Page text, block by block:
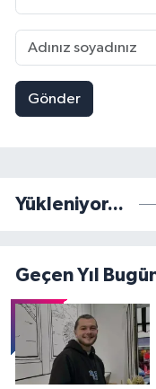
Gönder
Yükleniyor...
Geçen Yıl